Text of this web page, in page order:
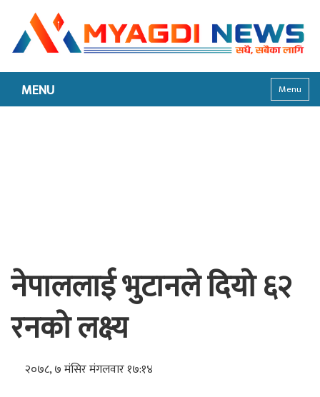
MENU Menu
नेपाललाई भुटानले दियो ६२
रनको लक्ष्य
२०७८, ७ मंसिर मंगलवार १७:१४